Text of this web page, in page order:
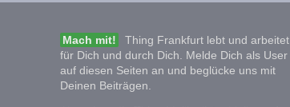
Mach mit!
Thing Frankfurt lebt und arbeitet
für Dich und durch Dich. Melde Dich als User
auf diesen Seiten an und beglücke uns mit
Deinen Beiträgen.